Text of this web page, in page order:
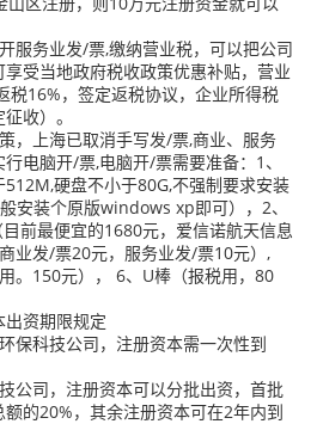
服务业发/票,缴纳营业税，可以把公司
受当地政府税收政策优惠补贴，营业
税16%，签定返税协议，企业所得税
收）。
，上海已取消手写发/票,商业、服务
电脑开/票,电脑开/票需要准备：1、
硬盘不小于80G,不强制要求安装
安装个原版windows xp即可），2、
前最便宜的1680元，爱信诺航天信息
业发/票20元，服务业发/票10元）,
。150元）， 6、U棒（报税用，80
资期限规定
保科技公司，注册资本需一次性到
公司，注册资本可以分批出资，首批
的20%，其余注册资本可在2年内到